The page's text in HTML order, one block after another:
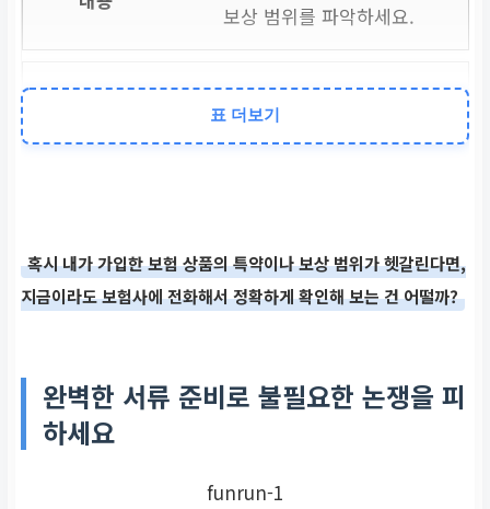
보상 범위를 파악하세요.
현장 대응
보험사 소통
공으로 신속하게 청구하세
표 더보기
혹시 내가 가입한 보험 상품의 특약이나 보상 범위가 헷갈린다면,
지금이라도 보험사에 전화해서 정확하게 확인해 보는 건 어떨까?
완벽한 서류 준비로 불필요한 논쟁을 피
하세요
funrun-1